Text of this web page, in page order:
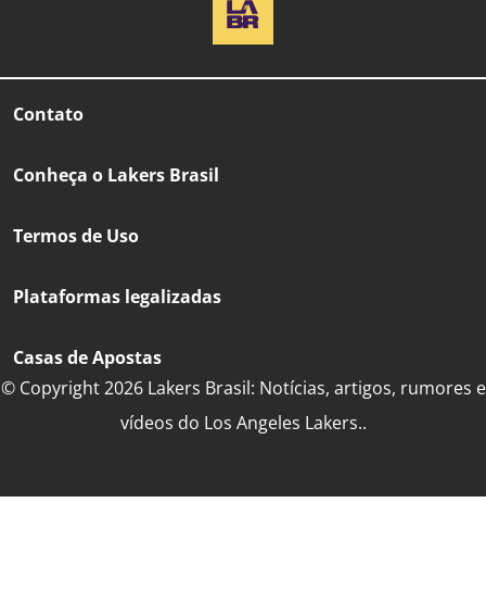
Contato
Conheça o Lakers Brasil
Termos de Uso
Plataformas legalizadas
Casas de Apostas
© Copyright 2026 Lakers Brasil: Notícias, artigos, rumores e
vídeos do Los Angeles Lakers..